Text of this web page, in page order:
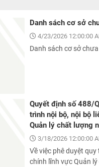
Danh sách cơ sở
4/23/2026 12:00:00
Danh sách cơ sở
Quyết định số 488/
trình nội bộ, nội bộ
Quản lý chất lượng
3/18/2026 12:00:00
Về việc phê duyệt
chính lĩnh vực Quản